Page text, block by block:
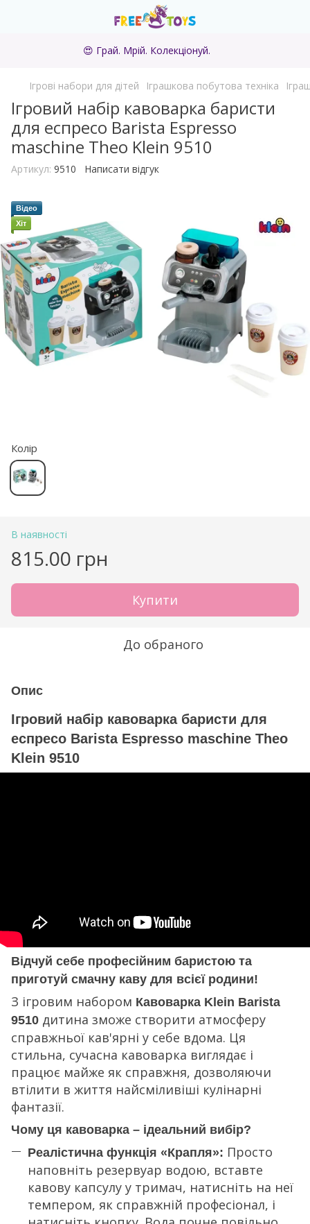
😍 Грай. Мрій. Колекціонуй.
Ігрові набори для дітей Іграшкова побутова техніка
Ігровий набір кавоварка баристи
для еспресо Barista Espresso
maschine Theo Klein 9510
Артикул: 9510 Написати відгук
Відео
Хіт
Колір
В наявності
815.00 грн
Купити
До обраного
Опис
Ігровий набір кавоварка баристи для
еспресо Barista Espresso maschine Theo
Klein 9510
Відчуй себе професійним баристою та
приготуй смачну каву для всієї родини!
З ігровим набором Кавоварка Klein Barista
9510 дитина зможе створити атмосферу
справжньої кав'ярні у себе вдома. Ця
стильна, сучасна кавоварка виглядає і
працює майже як справжня, дозволяючи
втілити в життя найсміливіші кулінарні
фантазії.
Чому ця кавоварка – ідеальний вибір?
Реалістична функція «Крапля»: Просто
наповніть резервуар водою, вставте
кавову капсулу у тримач, натисніть на неї
темпером, як справжній професіонал, і